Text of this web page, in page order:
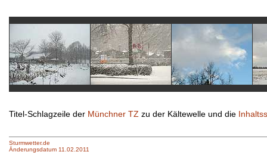
Titel-Schlagzeile der Münchner TZ zu der Kältewelle und die
Sturmwetter.de
Änderungsdatum 11.02.2011